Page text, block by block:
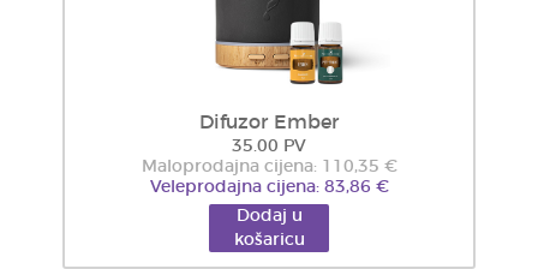
Difuzor Ember
35.00 PV
Maloprodajna cijena: 110,35 €
Veleprodajna cijena: 83,86 €
Dodaj u
košaricu